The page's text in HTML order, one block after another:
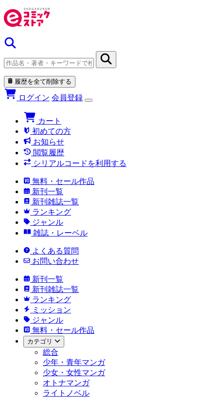
履歴を全て削除する
ログイン 会員登録
カート
初めての方
お知らせ
閲覧履歴
シリアルコードを利用する
無料・セール作品
新刊一覧
新刊雑誌一覧
ランキング
ジャンル
雑誌・レーベル
よくある質問
お問い合わせ
新刊一覧
新刊雑誌一覧
ランキング
ミッション
ジャンル
無料・セール作品
カテゴリ
総合
少年・青年マンガ
少女・女性マンガ
オトナマンガ
ライトノベル